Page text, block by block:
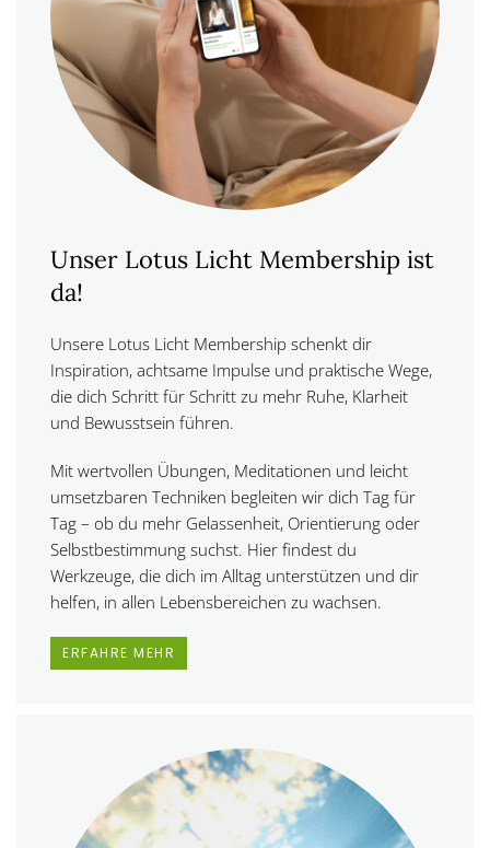
Unser Lotus Licht Membership ist
da!
Unsere Lotus Licht Membership schenkt dir
Inspiration, achtsame Impulse und praktische Wege,
die dich Schritt für Schritt zu mehr Ruhe, Klarheit
und Bewusstsein führen.
Mit wertvollen Übungen, Meditationen und leicht
umsetzbaren Techniken begleiten wir dich Tag für
Tag – ob du mehr Gelassenheit, Orientierung oder
Selbstbestimmung suchst. Hier findest du
Werkzeuge, die dich im Alltag unterstützen und dir
helfen, in allen Lebensbereichen zu wachsen.
ERFAHRE MEHR